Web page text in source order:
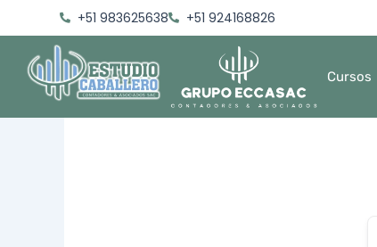
al
contenido
+51 983625638 +51 924168826
Cursos